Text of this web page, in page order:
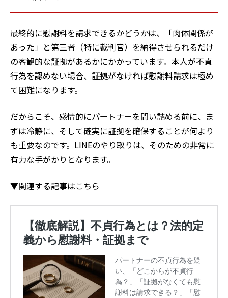
最終的に慰謝料を請求できるかどうかは、「肉体関係が
あった」と第三者（特に裁判官）を納得させられるだけ
の客観的な証拠があるかにかかっています。本人が不貞
行為を認めない場合、証拠がなければ慰謝料請求は極め
て困難になります。
だからこそ、感情的にパートナーを問い詰める前に、ま
ずは冷静に、そして確実に証拠を確保することが何より
も重要なのです。LINEのやり取りは、そのための非常に
有力な手がかりとなります。
▼関連する記事はこちら